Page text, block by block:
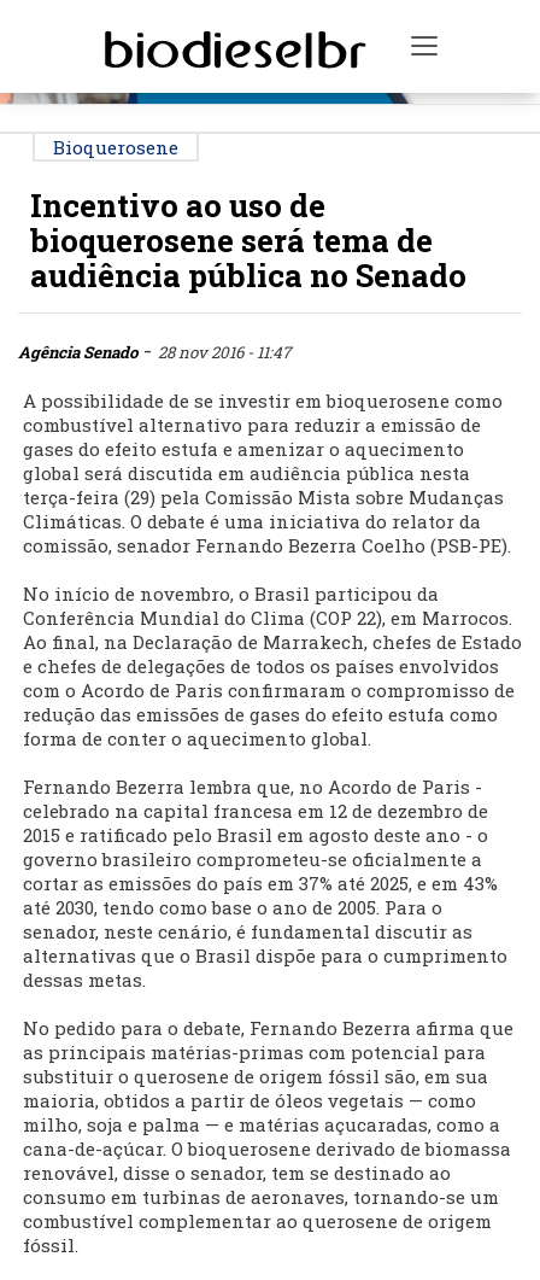
Toggle
Bioquerosene
Incentivo ao uso de
bioquerosene será tema de
audiência pública no Senado
Agência Senado- 28 nov 2016 - 11:47
A possibilidade de se investir em bioquerosene como
combustível alternativo para reduzir a emissão de
gases do efeito estufa e amenizar o aquecimento
global será discutida em audiência pública nesta
terça-feira (29) pela Comissão Mista sobre Mudanças
Climáticas. O debate é uma iniciativa do relator da
comissão, senador Fernando Bezerra Coelho (PSB-PE).
No início de novembro, o Brasil participou da
Conferência Mundial do Clima (COP 22), em Marrocos.
Ao final, na Declaração de Marrakech, chefes de Estado
e chefes de delegações de todos os países envolvidos
com o Acordo de Paris confirmaram o compromisso de
redução das emissões de gases do efeito estufa como
forma de conter o aquecimento global.
Fernando Bezerra lembra que, no Acordo de Paris -
celebrado na capital francesa em 12 de dezembro de
2015 e ratificado pelo Brasil em agosto deste ano - o
governo brasileiro comprometeu-se oficialmente a
cortar as emissões do país em 37% até 2025, e em 43%
até 2030, tendo como base o ano de 2005. Para o
senador, neste cenário, é fundamental discutir as
alternativas que o Brasil dispõe para o cumprimento
dessas metas.
No pedido para o debate, Fernando Bezerra afirma que
as principais matérias-primas com potencial para
substituir o querosene de origem fóssil são, em sua
maioria, obtidos a partir de óleos vegetais — como
milho, soja e palma — e matérias açucaradas, como a
cana-de-açúcar. O bioquerosene derivado de biomassa
renovável, disse o senador, tem se destinado ao
consumo em turbinas de aeronaves, tornando-se um
combustível complementar ao querosene de origem
fóssil.